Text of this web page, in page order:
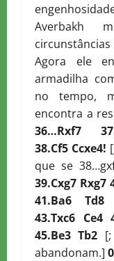
Averbakh
circunstâncias
Agora ele
armadilha
no tempo,
encontra a
36…Rxf7
38.Cf5 Ccxe4!
que se
39.Cxg7 Rxg7
41.Ba6Td8
43.Txc6 Ce4
45.Be3Tb2
abandonam.]